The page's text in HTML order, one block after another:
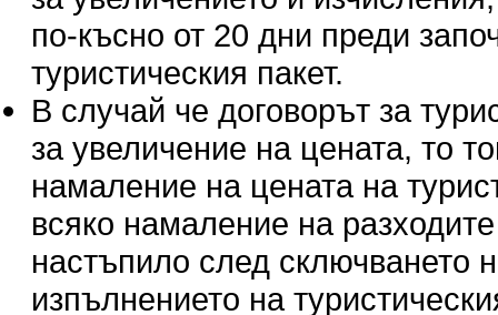
по-късно от 20 дни преди
туристическия пакет.
В случай че договорът за
за увеличение на цената, то
намаление на цената на
всяко намаление на
настъпило след сключването
изпълнението на